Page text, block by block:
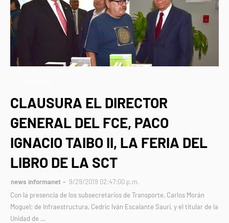
CLAUSURA EL DIRECTOR
GENERAL DEL FCE, PACO
IGNACIO TAIBO II, LA FERIA DEL
LIBRO DE LA SCT
news informanet
9/29/2019 02:47:00 p.m.
Con la presencia de los subsecretarios de Transporte, Carlos Morán
Moguel; de Infraestructura, Cedric Iván Escalante Sauri, y el titular de la
Unidad de …